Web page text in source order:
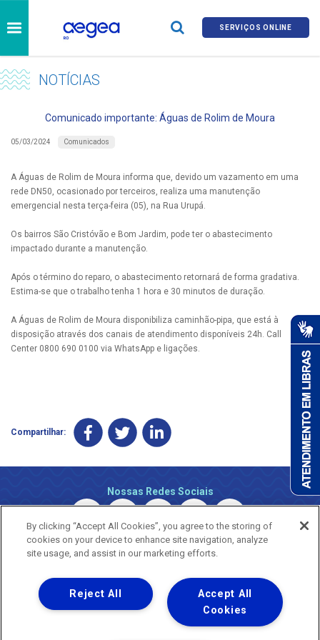
SERVIÇOS ONLINE
NOTÍCIAS
Comunicado importante: Águas de Rolim de Moura
05/03/2024 Comunicados
A Águas de Rolim de Moura informa que, devido um vazamento em uma
rede DN50, ocasionado por terceiros, realiza uma manutenção
emergencial nesta terça-feira (05), na Rua Urupá.
Os bairros São Cristóvão e Bom Jardim, pode ter o abastecimento
impactado durante a manutenção.
Após o término do reparo, o abastecimento retornará de forma gradativa.
Estima-se que o trabalho tenha 1 hora e 30 minutos de duração.
A Águas de Rolim de Moura disponibiliza caminhão-pipa, que está à
disposição através dos canais de atendimento disponíveis 24h. Call
Center 0800 690 0100 via WhatsApp e ligações.
Compartilhar:
Nossas Redes Sociais
Copyright © 2026 - Todos os Direitos Reservados.
Nossa natureza movimenta a vida
By clicking “Accept All Cookies”, you agree to the storing of
cookies on your device to enhance site navigation, analyze
site usage, and assist in our marketing efforts.
Accept All
Cookies
Reject All